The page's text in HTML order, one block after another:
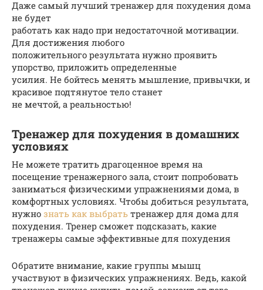
Даже самый лучший тренажер для похудения дома
не будет
работать как надо при недостаточной мотивации.
Для достижения любого
положительного результата нужно проявить
упорство, приложить определенные
усилия. Не бойтесь менять мышление, привычки, и
красивое подтянутое тело станет
не мечтой, а реальностью!
Тренажер для похудения в домашних
условиях
Не можете тратить драгоценное время на
посещение тренажерного зала, стоит попробовать
заниматься физическими упражнениями дома, в
комфортных условиях. Чтобы добиться результата,
нужно знать как выбрать тренажер для дома для
похудения. Тренер сможет подсказать, какие
тренажеры самые эффективные для похудения
Обратите внимание, какие группы мышц
участвуют в физических упражнениях. Ведь, какой